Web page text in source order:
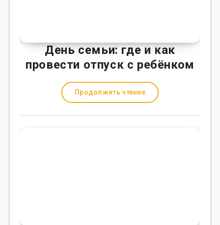
День семьи: где и как
провести отпуск с ребёнком
Продолжить чтение